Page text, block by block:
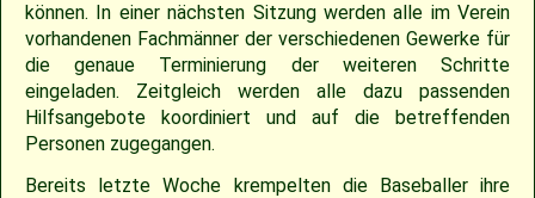
können. In einer nächsten Sitzung werden alle im Verein
vorhandenen Fachmänner der verschiedenen Gewerke für
die genaue Terminierung der weiteren Schritte
eingeladen. Zeitgleich werden alle dazu passenden
Hilfsangebote koordiniert und auf die betreffenden
Personen zugegangen.
Bereits letzte Woche krempelten die Baseballer ihre
2012
2011
04.03.2017 – Jugendausflug Sensapolis
03.03.2017 – Jahreshauptversammlung
Saison 2013
Saison 2012
Saison 2011